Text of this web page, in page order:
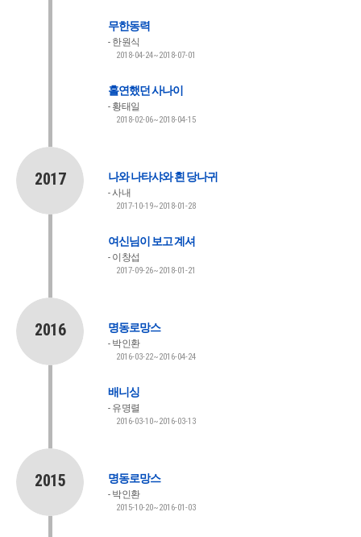
무한동력
한원식
2018-04-24~2018-07-01
홀연했던 사나이
황태일
2018-02-06~2018-04-15
2017 나와 나타샤와 흰 당나귀
사내
2017-10-19~2018-01-28
여신님이 보고 계셔
이창섭
2017-09-26~2018-01-21
2016 명동로망스
박인환
2016-03-22~2016-04-24
배니싱
유명렬
2016-03-10~2016-03-13
2015 명동로망스
박인환
2015-10-20~2016-01-03